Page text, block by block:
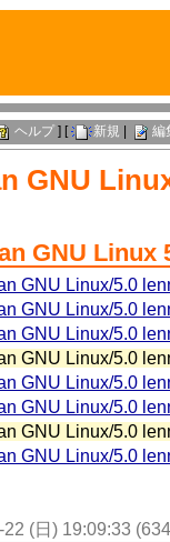
ヘルプ] [ 新規 編
GNU
GNU Linux
GNU Linux/5.0
GNU Linux/5.0
GNU Linux/5.0
GNU Linux/5.0
GNU Linux/5.0
GNU Linux/5.0
GNU Linux/5.0
GNU Linux/5.0
22 (日) 19:09:33